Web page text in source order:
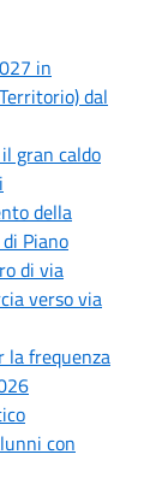
in
dal
gran caldo
della
Piano
di via
verso via
la frequenza
con